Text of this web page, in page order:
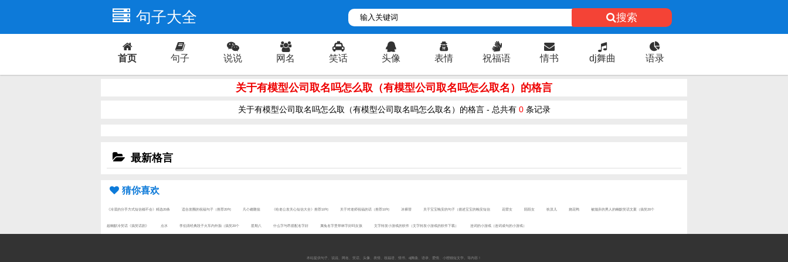
句子大全 搜索
首页 句子 说说 网名 笑话 头像 表情 祝福语 情书 dj舞曲 语录
关于有模型公司取名吗怎么取（有模型公司取名吗怎么取名）的格言
关于有模型公司取名吗怎么取（有模型公司取名吗怎么取名）的格言 - 总共有 0条记录
最新格言
猜你喜欢
《冷漠的分手方式短信都不会》精选20条 适合发圈的祝福句子（推荐20句 凡亽總難捨 《给老公发关心短信大全》推荐10句 关于对老师祝福的话（推荐10句 冰裸替 关于宝宝晚安的句子（描述宝宝的晚安短信 花臂女 陌陌女 狄淇儿 烧花鸭 被抛弃的男人的幽默笑话文案（搞笑20个
超幽默冷笑话《搞笑话剧》 点水 李伯清经典段子火车内外胎（搞笑20个 星期八 什么字与昂搭配名字好 属兔名字里带林字好吗女孩 文字转发小游戏的软件（文字转发小游戏的软件下载） 连词的小游戏（连词成句的小游戏）
本站提供句子 说说 网名 笑话 头像 表情 祝福语 情书 dj舞曲 语录 爱情 小狸猫短文学 。等内容！